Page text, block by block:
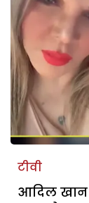
टीवी
आदिल खान